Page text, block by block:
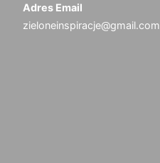
Adres Email
zieloneinspiracje@gmail.com